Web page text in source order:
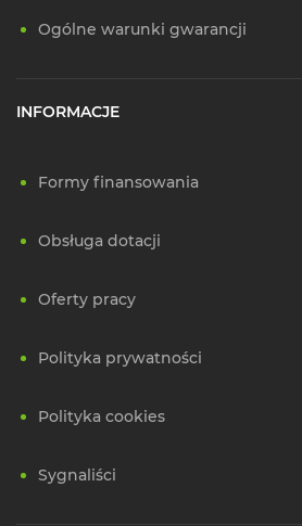
Ogólne warunki gwarancji
INFORMACJE
Formy finansowania
Obsługa dotacji
Oferty pracy
Polityka prywatności
Polityka cookies
Sygnaliści